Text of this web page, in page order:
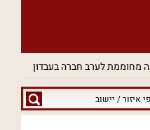
מחוממת לערב חברה בעבדון